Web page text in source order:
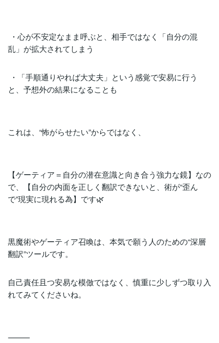
・心が不安定なまま呼ぶと、相手ではなく「自分の混
乱」が拡大されてしまう
・「手順通りやれば大丈夫」という感覚で安易に行う
と、予想外の結果になることも
これは、“怖がらせたい”からではなく、
【ゲーティア＝自分の潜在意識と向き合う強力な鏡】なの
で、【自分の内面を正しく翻訳できないと、術が“歪ん
で”現実に現れる為】です🌿
黒魔術やゲーティア召喚は、本気で願う人のための“深層
翻訳”ツールです。
自己責任且つ安易な模倣ではなく、慎重に少しずつ取り入
れてみてくださいね。
⸻